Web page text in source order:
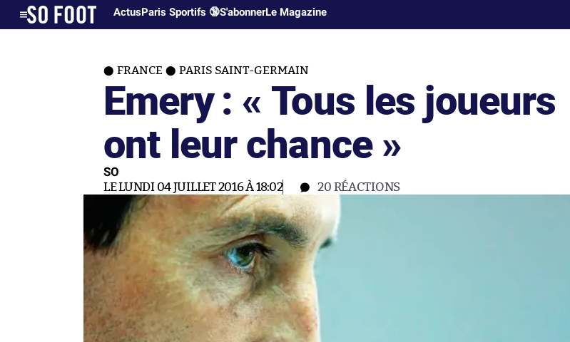
ActusParis Sportifs 🔞S'abonnerLe Magazine
FRANCE PARIS SAINT-GERMAIN
Emery : « Tous les joueurs
ont leur chance »
SO
LE LUNDI 04 JUILLET 2016 À 18:02 20 RÉACTIONS